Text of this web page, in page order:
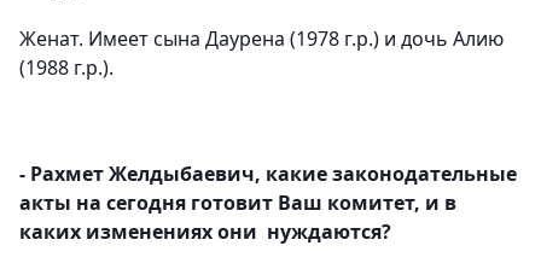
Женат. Имеет сына Даурена (1978 г.р.) и дочь Алию
(1988 г.р.).
- Рахмет Желдыбаевич, какие законодательные
акты на сегодня готовит Ваш комитет, и в
каких изменениях они нуждаются?